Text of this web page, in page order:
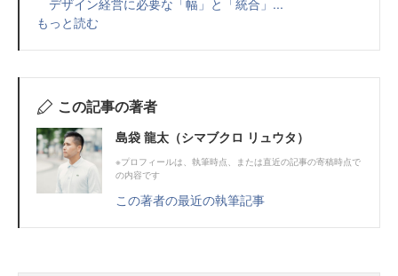
デザイン経営に必要な「幅」と「統合」...
もっと読む
この記事の著者
島袋 龍太（シマブクロ リュウタ）
※プロフィールは、執筆時点、または直近の記事の寄稿時点で
の内容です
この著者の最近の執筆記事